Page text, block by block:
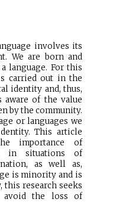
involves its
We are born and
language. For this
carried out in the
identity and, thus,
of the value
by the community.
or languages we
This article
importance of
in situations of
as well as,
is minority and is
this research seeks
avoid the loss of